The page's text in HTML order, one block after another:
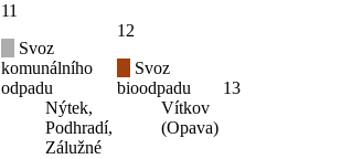
11
Svoz
komunálního
odpadu
Nýtek,
Podhradí,
Zálužné
12
Svoz
bioodpadu
Vítkov
(Opava)
13